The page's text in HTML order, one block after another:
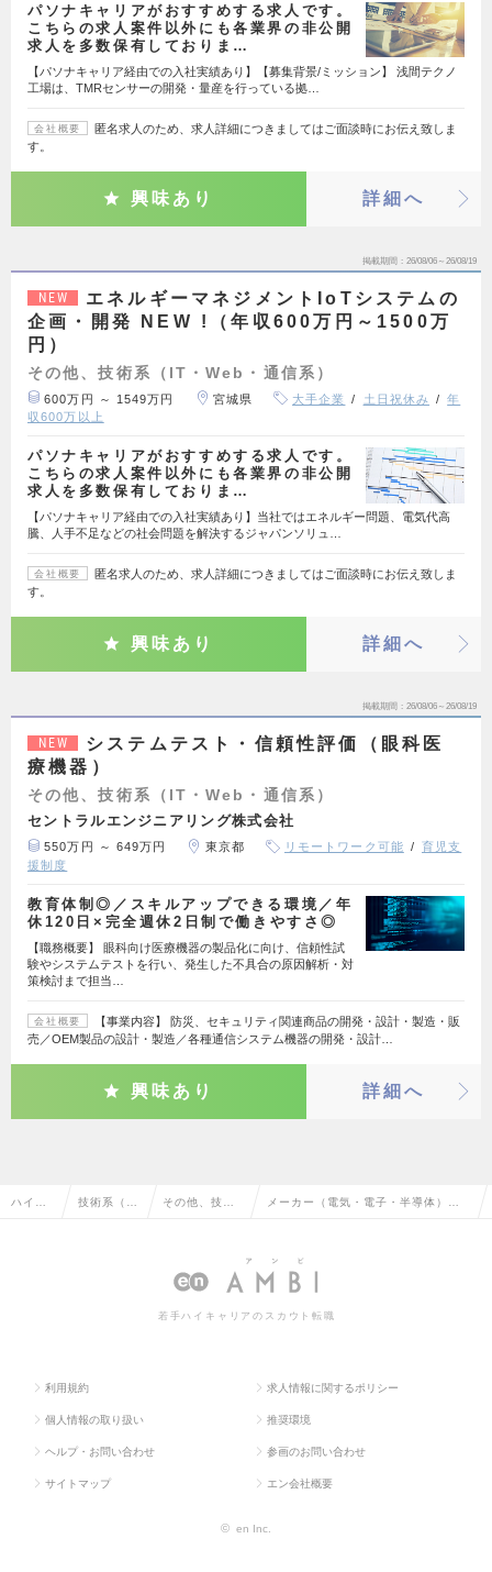
パソナキャリアがおすすめする求人です。
こちらの求人案件以外にも各業界の非公開
求人を多数保有しておりま…
【パソナキャリア経由での入社実績あり】【募集背景/ミッション】 浅間テクノ
工場は、TMRセンサーの開発・量産を行っている拠…
会社概要
匿名求人のため、求人詳細につきましてはご面談時にお伝え致しま
す。
興味あり 詳細へ
掲載期間 26/08/06～26/08/19
NEW
エネルギーマネジメントIoTシステムの
企画・開発 NEW !（年収600万円～1500万
円）
その他、技術系（IT・Web・通信系）
600万円 ～ 1549万円 宮城県 大手企業 土日祝休み
年
収600万以上
パソナキャリアがおすすめする求人です。
こちらの求人案件以外にも各業界の非公開
求人を多数保有しておりま…
【パソナキャリア経由での入社実績あり】当社ではエネルギー問題、電気代高
騰、人手不足などの社会問題を解決するジャパンソリュ…
会社概要
匿名求人のため、求人詳細につきましてはご面談時にお伝え致しま
す。
興味あり 詳細へ
掲載期間 26/08/06～26/08/19
NEW
システムテスト・信頼性評価（眼科医
療機器）
その他、技術系（IT・Web・通信系）
セントラルエンジニアリング株式会社
550万円 ～ 649万円 東京都 リモートワーク可能
育児支
援制度
教育体制◎／スキルアップできる環境／年
休120日×完全週休2日制で働きやすさ◎
【職務概要】 眼科向け医療機器の製品化に向け、信頼性試
験やシステムテストを行い、発生した不具合の原因解析・対
策検討まで担当…
会社概要
【事業内容】 防災、セキュリティ関連商品の開発・設計・製造・販
売／OEM製品の設計・製造／各種通信システム機器の開発・設計…
興味あり 詳細へ
ハイク 技術系（I その他、技術
b・通信系）
メーカー（電気・電子・半導体）の
系）の転職・求人情報一覧
若手ハイキャリアのスカウト転職
利用規約 求人情報に関するポリシー
個人情報の取り扱い 推奨環境
ヘルプ・お問い合わせ 参画のお問い合わせ
サイトマップ エン会社概要
© en Inc.